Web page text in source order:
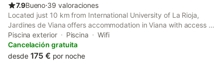
7.9Bueno⋅39 valoraciones
Located just 10 km from International University of La Rioja,
Jardines de Viana offers accommodation in Viana with access to
a seasonal outdoor swimming pool, free bikes, as well as a
shared kitchen.
Piscina exterior Piscina
Wifi
Cancelación gratuita
desde 175 € por noche